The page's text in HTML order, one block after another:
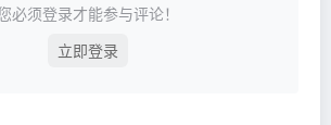
必须登录才能参与评论！
立即登录